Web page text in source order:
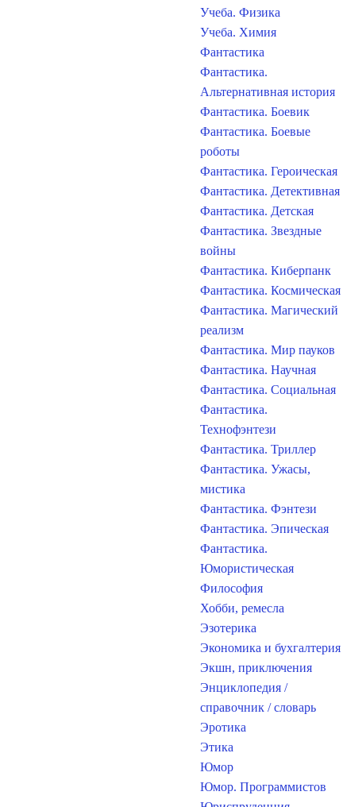
Учеба. Физика
Учеба. Химия
Фантастика
Фантастика.
Альтернативная история
Фантастика. Боевик
Фантастика. Боевые
роботы
Фантастика. Героическая
Фантастика. Детективная
Фантастика. Детская
Фантастика. Звездные
войны
Фантастика. Киберпанк
Фантастика. Космическая
Фантастика. Магический
реализм
Фантастика. Мир пауков
Фантастика. Научная
Фантастика. Социальная
Фантастика.
Технофэнтези
Фантастика. Триллер
Фантастика. Ужасы,
мистика
Фантастика. Фэнтези
Фантастика. Эпическая
Фантастика.
Юмористическая
Философия
Хобби, ремесла
Эзотерика
Экономика и бухгалтерия
Экшн, приключения
Энциклопедия /
справочник / словарь
Эротика
Этика
Юмор
Юмор. Программистов